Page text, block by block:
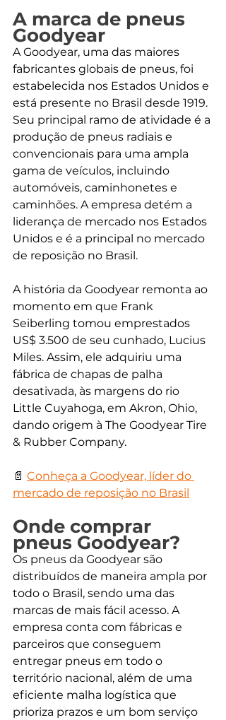
A marca de pneus
Goodyear
A Goodyear, uma das maiores
fabricantes globais de pneus, foi
estabelecida nos Estados Unidos e
está presente no Brasil desde 1919.
Seu principal ramo de atividade é a
produção de pneus radiais e
convencionais para uma ampla
gama de veículos, incluindo
automóveis, caminhonetes e
caminhões. A empresa detém a
liderança de mercado nos Estados
Unidos e é a principal no mercado
de reposição no Brasil.
A história da Goodyear remonta ao
momento em que Frank
Seiberling tomou emprestados
US$ 3.500 de seu cunhado, Lucius
Miles. Assim, ele adquiriu uma
fábrica de chapas de palha
desativada, às margens do rio
Little Cuyahoga, em Akron, Ohio,
dando origem à The Goodyear Tire
& Rubber Company.
📄 Conheça a Goodyear, líder do
mercado de reposição no Brasil
Onde comprar
pneus Goodyear?
Os pneus da Goodyear são
distribuídos de maneira ampla por
todo o Brasil, sendo uma das
marcas de mais fácil acesso. A
empresa conta com fábricas e
parceiros que conseguem
entregar pneus em todo o
território nacional, além de uma
eficiente malha logística que
prioriza prazos e um bom serviço